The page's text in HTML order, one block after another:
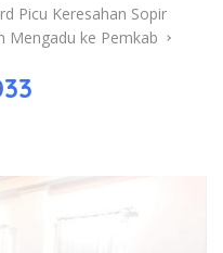
Picu Keresahan Sopir
Mengadu ke Pemkab